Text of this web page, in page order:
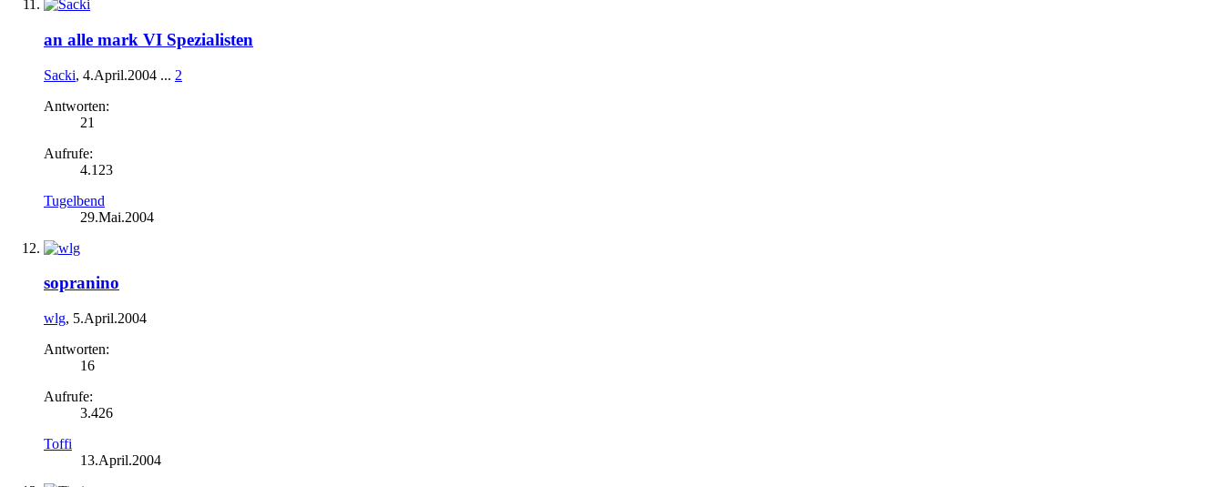
an alle mark VI Spezialisten
Sacki, 4.April.2004 ... 2
Antworten:
21
Aufrufe:
4.123
Tugelbend
29.Mai.2004
sopranino
wlg, 5.April.2004
Antworten:
16
Aufrufe:
3.426
Toffi
13.April.2004